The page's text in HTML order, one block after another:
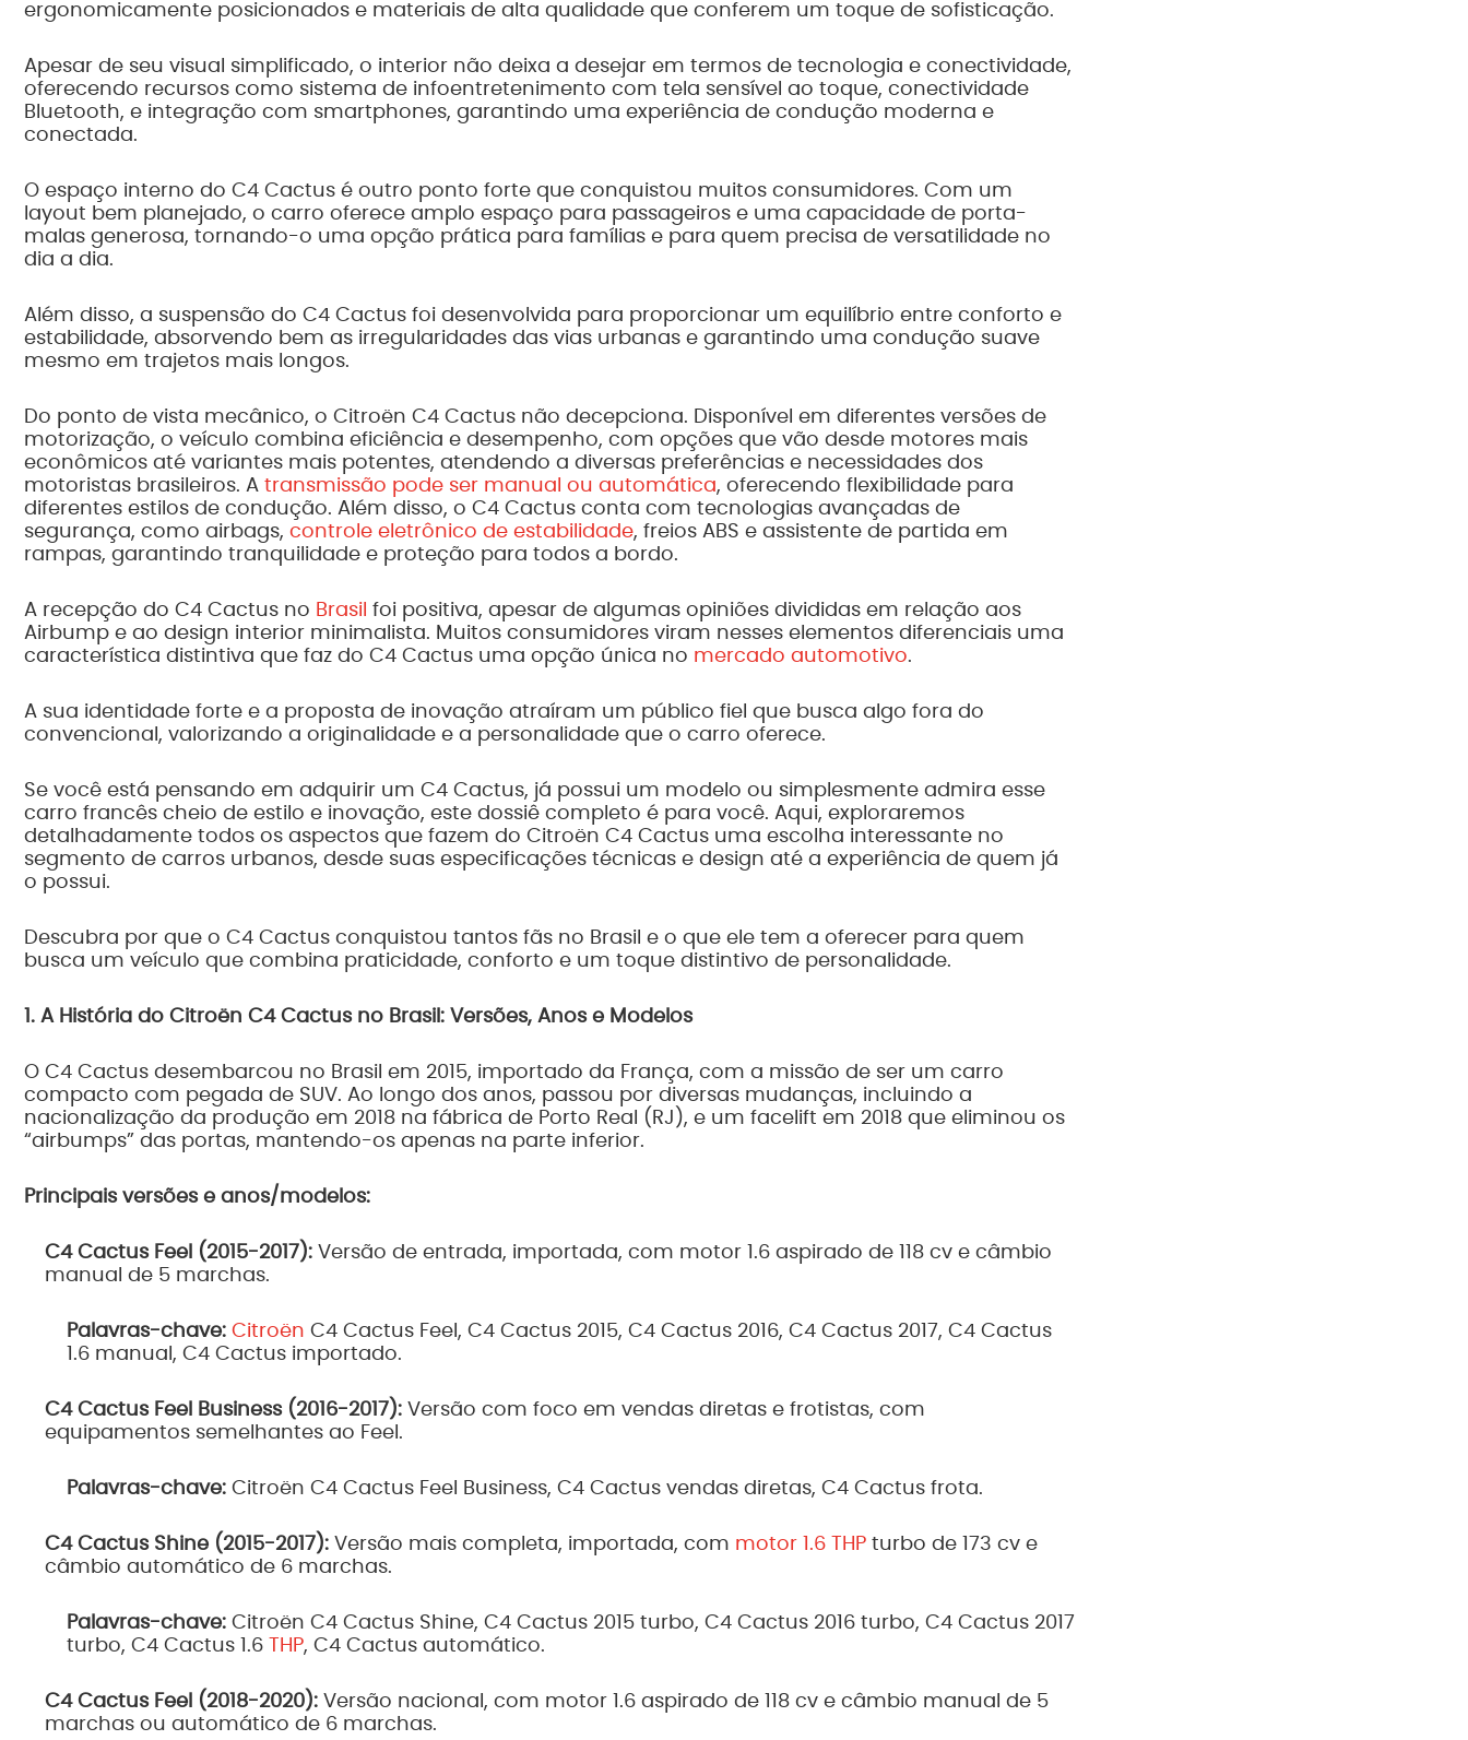
ergonomicamente posicionados e materiais de alta qualidade que conferem um toque de sofisticação.
Apesar de seu visual simplificado, o interior não deixa a desejar em termos de tecnologia e conectividade,
oferecendo recursos como sistema de infoentretenimento com tela sensível ao toque, conectividade
Bluetooth, e integração com smartphones, garantindo uma experiência de condução moderna e
conectada.
O espaço interno do C4 Cactus é outro ponto forte que conquistou muitos consumidores. Com um
layout bem planejado, o carro oferece amplo espaço para passageiros e uma capacidade de porta-
malas generosa, tornando-o uma opção prática para famílias e para quem precisa de versatilidade no
dia a dia.
Além disso, a suspensão do C4 Cactus foi desenvolvida para proporcionar um equilíbrio entre conforto e
estabilidade, absorvendo bem as irregularidades das vias urbanas e garantindo uma condução suave
mesmo em trajetos mais longos.
Do ponto de vista mecânico, o Citroën C4 Cactus não decepciona. Disponível em diferentes versões de
motorização, o veículo combina eficiência e desempenho, com opções que vão desde motores mais
econômicos até variantes mais potentes, atendendo a diversas preferências e necessidades dos
motoristas brasileiros. A transmissão pode ser manual ou automática, oferecendo flexibilidade para
diferentes estilos de condução. Além disso, o C4 Cactus conta com tecnologias avançadas de
segurança, como airbags, controle eletrônico de estabilidade, freios ABS e assistente de partida em
rampas, garantindo tranquilidade e proteção para todos a bordo.
A recepção do C4 Cactus no Brasil foi positiva, apesar de algumas opiniões divididas em relação aos
Airbump e ao design interior minimalista. Muitos consumidores viram nesses elementos diferenciais uma
característica distintiva que faz do C4 Cactus uma opção única no mercado automotivo.
A sua identidade forte e a proposta de inovação atraíram um público fiel que busca algo fora do
convencional, valorizando a originalidade e a personalidade que o carro oferece.
Se você está pensando em adquirir um C4 Cactus, já possui um modelo ou simplesmente admira esse
carro francês cheio de estilo e inovação, este dossiê completo é para você. Aqui, exploraremos
detalhadamente todos os aspectos que fazem do Citroën C4 Cactus uma escolha interessante no
segmento de carros urbanos, desde suas especificações técnicas e design até a experiência de quem já
o possui.
Descubra por que o C4 Cactus conquistou tantos fãs no Brasil e o que ele tem a oferecer para quem
busca um veículo que combina praticidade, conforto e um toque distintivo de personalidade.
1. A História do Citroën C4 Cactus no Brasil: Versões, Anos e Modelos
O C4 Cactus desembarcou no Brasil em 2015, importado da França, com a missão de ser um carro
compacto com pegada de SUV. Ao longo dos anos, passou por diversas mudanças, incluindo a
nacionalização da produção em 2018 na fábrica de Porto Real (RJ), e um facelift em 2018 que eliminou os
“airbumps” das portas, mantendo-os apenas na parte inferior.
Principais versões e anos/modelos:
C4 Cactus Feel (2015-2017): Versão de entrada, importada, com motor 1.6 aspirado de 118 cv e câmbio
manual de 5 marchas.
Palavras-chave: Citroën C4 Cactus Feel, C4 Cactus 2015, C4 Cactus 2016, C4 Cactus 2017, C4 Cactus
1.6 manual, C4 Cactus importado.
C4 Cactus Feel Business (2016-2017): Versão com foco em vendas diretas e frotistas, com
equipamentos semelhantes ao Feel.
Palavras-chave:Citroën C4 Cactus Feel Business, C4 Cactus vendas diretas, C4 Cactus frota.
C4 Cactus Shine (2015-2017): Versão mais completa, importada, com motor 1.6 THP turbo de 173 cv e
câmbio automático de 6 marchas.
Palavras-chave:Citroën C4 Cactus Shine, C4 Cactus 2015 turbo, C4 Cactus 2016 turbo, C4 Cactus 2017
turbo, C4 Cactus 1.6
THP, C4 Cactus automático.
C4 Cactus Feel (2018-2020): Versão nacional, com motor 1.6 aspirado de 118 cv e câmbio manual de 5
marchas ou automático de 6 marchas.